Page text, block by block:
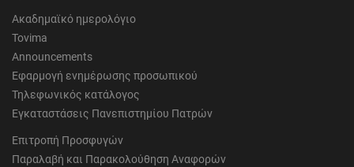
Ακαδημαϊκό ημερολόγιο
Tovima
Announcements
Εφαρμογή ενημέρωσης προσωπικού
Τηλεφωνικός κατάλογος
Εγκαταστάσεις Πανεπιστημίου Πατρών
Επιτροπή Προσφυγών
Παραλαβή και Παρακολούθηση Αναφορών